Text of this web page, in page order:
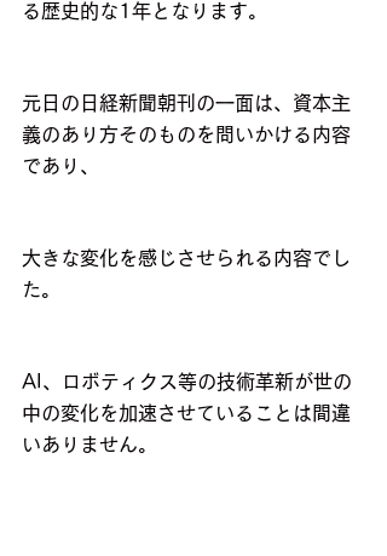
る歴史的な1年となります。
元日の日経新聞朝刊の一面は、資本主
義のあり方そのものを問いかける内容
であり、
大きな変化を感じさせられる内容でし
た。
AI、ロボティクス等の技術革新が世の
中の変化を加速させていることは間違
いありません。